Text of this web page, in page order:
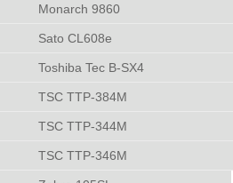
Monarch 9860
Sato CL608e
Toshiba Tec B-SX4
TSC TTP-384M
TSC TTP-344M
TSC TTP-346M